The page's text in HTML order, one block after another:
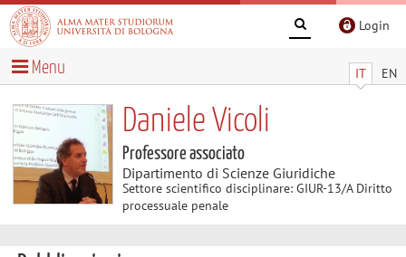
Login
IT EN
Menu
Daniele Vicoli
Professore associato
Dipartimento di Scienze Giuridiche
Settore scientifico disciplinare: GIUR-13/A Diritto
processuale penale